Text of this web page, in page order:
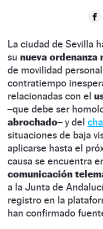
La ciudad de Sevilla
su nueva ordenanza
de movilidad
contratiempo
relacionadas con el
–que debe ser
abrochado– y del
situaciones de baja
aplicarse hasta el
causa se encuentra
comunicación
a la Junta de
registro en la
han confirmado